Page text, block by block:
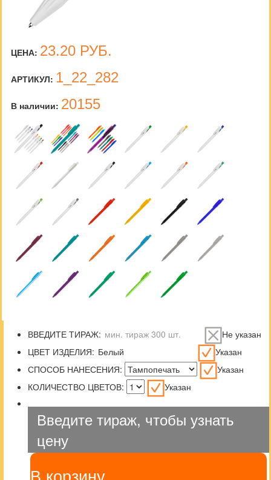
ЦЕНА: 23.20 РУБ.
АРТИКУЛ: 1_22_282
В наличии: 20155
ВВЕДИТЕ ТИРАЖ:
Не указан
ЦВЕТ ИЗДЕЛИЯ:
Указан
СПОСОБ НАНЕСЕНИЯ:
Указан
КОЛИЧЕСТВО ЦВЕТОВ:
Указан
Введите тираж, чтобы узнать
цену